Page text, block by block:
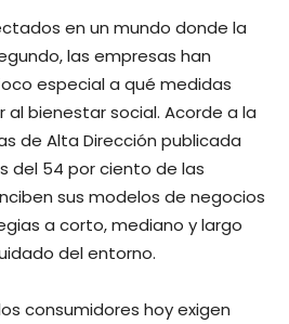
en un mundo donde la
las empresas han
especial a qué medidas
bienestar social. Acorde a la
de Alta Dirección publicada
del 54 por ciento de las
sus modelos de negocios
a corto, mediano y largo
del entorno.
consumidores hoy exigen